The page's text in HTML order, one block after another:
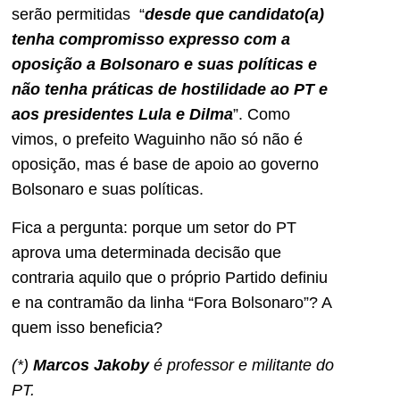
serão permitidas “desde que candidato(a)
tenha compromisso expresso com a
oposição a Bolsonaro e suas políticas e
não tenha práticas de hostilidade ao PT e
aos presidentes Lula e Dilma”. Como
vimos, o prefeito Waguinho não só não é
oposição, mas é base de apoio ao governo
Bolsonaro e suas políticas.
Fica a pergunta: porque um setor do PT
aprova uma determinada decisão que
contraria aquilo que o próprio Partido definiu
e na contramão da linha “Fora Bolsonaro”? A
quem isso beneficia?
(*) Marcos Jakoby é professor e militante do
PT.